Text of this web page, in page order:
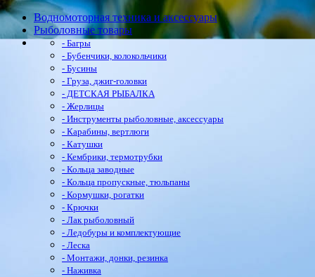
Водномоторная техника и аксессуары
Рыболовные товары
- Багры
- Бубенчики, колокольчики
- Бусины
- Груза, джиг-головки
- ДЕТСКАЯ РЫБАЛКА
- Жерлицы
- Инструменты рыболовные, аксессуары
- Карабины, вертлюги
- Катушки
- Кембрики, термотрубки
- Кольца заводные
- Кольца пропускные, тюльпаны
- Кормушки, рогатки
- Крючки
- Лак рыболовный
- Ледобуры и комплектующие
- Леска
- Монтажи, донки, резинка
- Наживка